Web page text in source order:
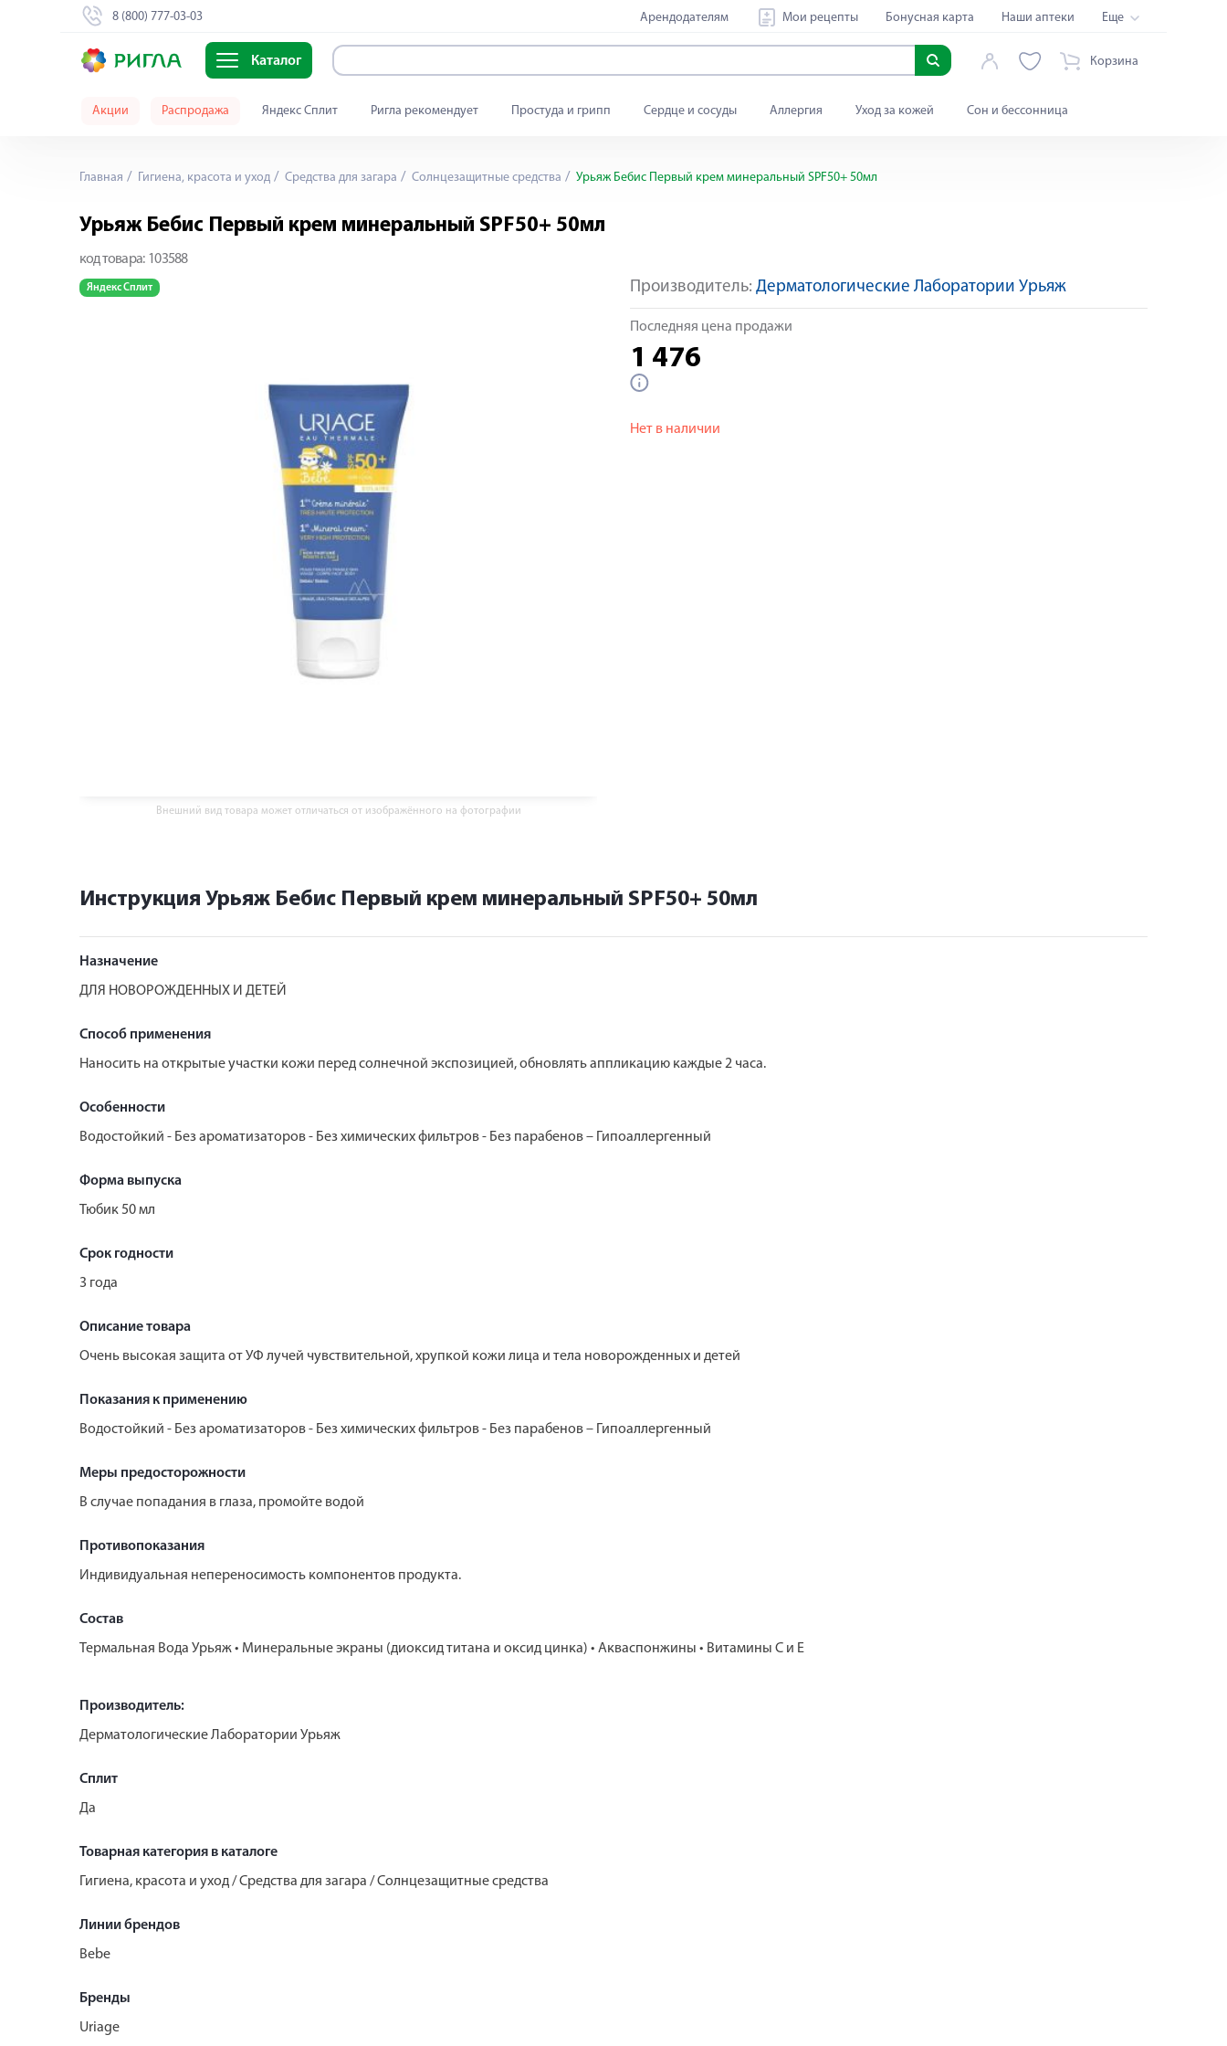
8 (800) 777-03-03 Арендодателям Мои рецепты Бонусная карта Наши аптеки Еще
Каталог Корзина
Акции Распродажа Яндекс Сплит Ригла рекомендует Простуда и грипп Сердце и сосуды Аллергия Уход за кожей Сон и бессонница
Главная Гигиена, красота и уход Средства для загара Солнцезащитные средства Урьяж Бебис Первый крем минеральный SPF50+ 50мл
Урьяж Бебис Первый крем минеральный SPF50+ 50мл
код товара: 103588
Яндекс Сплит
Внешний вид товара может отличаться от изображённого на фотографии
Производитель: Дерматологические Лаборатории Урьяж
Последняя цена продажи
1 476
Нет в наличии
Инструкция Урьяж Бебис Первый крем минеральный SPF50+ 50мл
Назначение
ДЛЯ НОВОРОЖДЕННЫХ И ДЕТЕЙ
Способ применения
Наносить на открытые участки кожи перед солнечной экспозицией, обновлять аппликацию каждые 2 часа.
Особенности
Водостойкий - Без ароматизаторов - Без химических фильтров - Без парабенов – Гипоаллергенный
Форма выпуска
Тюбик 50 мл
Срок годности
3 года
Описание товара
Очень высокая защита от УФ лучей чувствительной, хрупкой кожи лица и тела новорожденных и детей
Показания к применению
Водостойкий - Без ароматизаторов - Без химических фильтров - Без парабенов – Гипоаллергенный
Меры предосторожности
В случае попадания в глаза, промойте водой
Противопоказания
Индивидуальная непереносимость компонентов продукта.
Состав
Термальная Вода Урьяж • Минеральные экраны (диоксид титана и оксид цинка) • Акваспонжины • Витамины С и Е
Производитель:
Дерматологические Лаборатории Урьяж
Сплит
Да
Товарная категория в каталоге
Гигиена, красота и уход / Средства для загара / Солнцезащитные средства
Линии брендов
Bebe
Бренды
Uriage